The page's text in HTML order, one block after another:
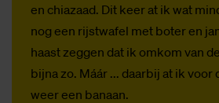
en chiazaad. Dit keer at ik wat
nog een rijstwafel met boter en
haast zeggen dat ik omkom van
bijna zo. Máár ... daarbij at ik voor
weer een banaan.